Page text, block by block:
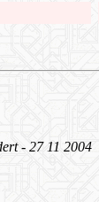
- 27 11 2004